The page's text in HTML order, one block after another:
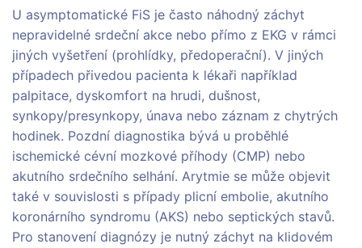
U asymptomatické FiS je často náhodný záchyt
nepravidelné srdeční akce nebo přímo z EKG v rámci
jiných vyšetření (prohlídky, předoperační). V jiných
případech přivedou pacienta k lékaři například
palpitace, dyskomfort na hrudi, dušnost,
synkopy/presynkopy, únava nebo záznam z chytrých
hodinek. Pozdní diagnostika bývá u proběhlé
ischemické cévní mozkové příhody (CMP) nebo
akutního srdečního selhání. Arytmie se může objevit
také v souvislosti s případy plicní embolie, akutního
koronárního syndromu (AKS) nebo septických stavů.
Pro stanovení diagnózy je nutný záchyt na klidovém